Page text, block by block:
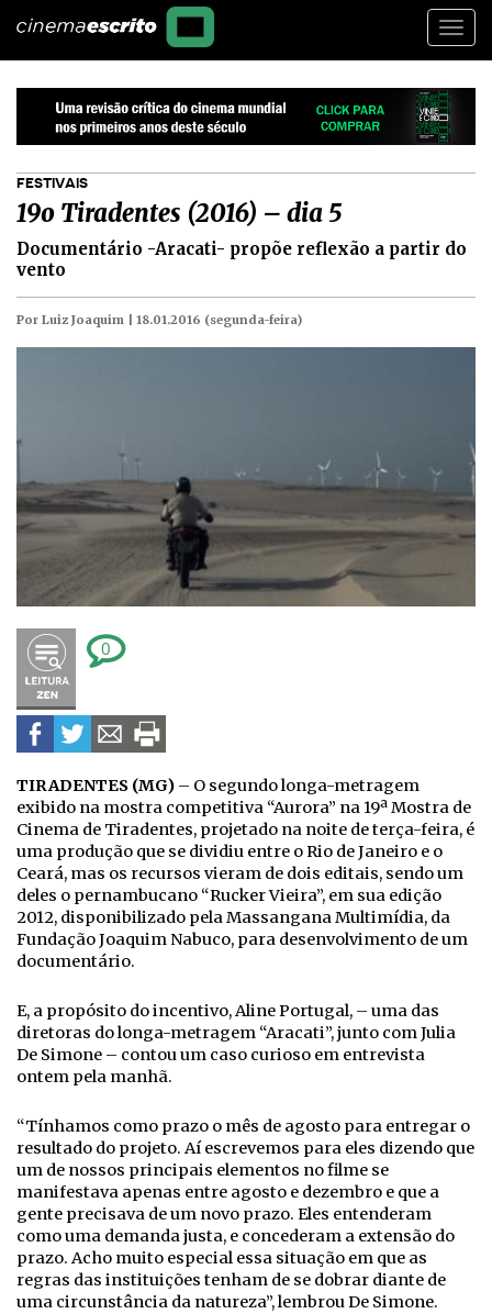
FESTIVAIS
19o Tiradentes (2016) – dia 5
Documentário -Aracati- propõe reflexão a partir do
vento
Por Luiz Joaquim | 18.01.2016 (segunda-feira)
0
TIRADENTES (MG) – O segundo longa-metragem
exibido na mostra competitiva “Aurora” na 19ª Mostra de
Cinema de Tiradentes, projetado na noite de terça-feira, é
uma produção que se dividiu entre o Rio de Janeiro e o
Ceará, mas os recursos vieram de dois editais, sendo um
deles o pernambucano “Rucker Vieira”, em sua edição
2012, disponibilizado pela Massangana Multimídia, da
Fundação Joaquim Nabuco, para desenvolvimento de um
documentário.
E, a propósito do incentivo, Aline Portugal, – uma das
diretoras do longa-metragem “Aracati”, junto com Julia
De Simone – contou um caso curioso em entrevista
ontem pela manhã.
“Tínhamos como prazo o mês de agosto para entregar o
resultado do projeto. Aí escrevemos para eles dizendo que
um de nossos principais elementos no filme se
manifestava apenas entre agosto e dezembro e que a
gente precisava de um novo prazo. Eles entenderam
como uma demanda justa, e concederam a extensão do
prazo. Acho muito especial essa situação em que as
regras das instituições tenham de se dobrar diante de
uma circunstância da natureza”, lembrou De Simone.